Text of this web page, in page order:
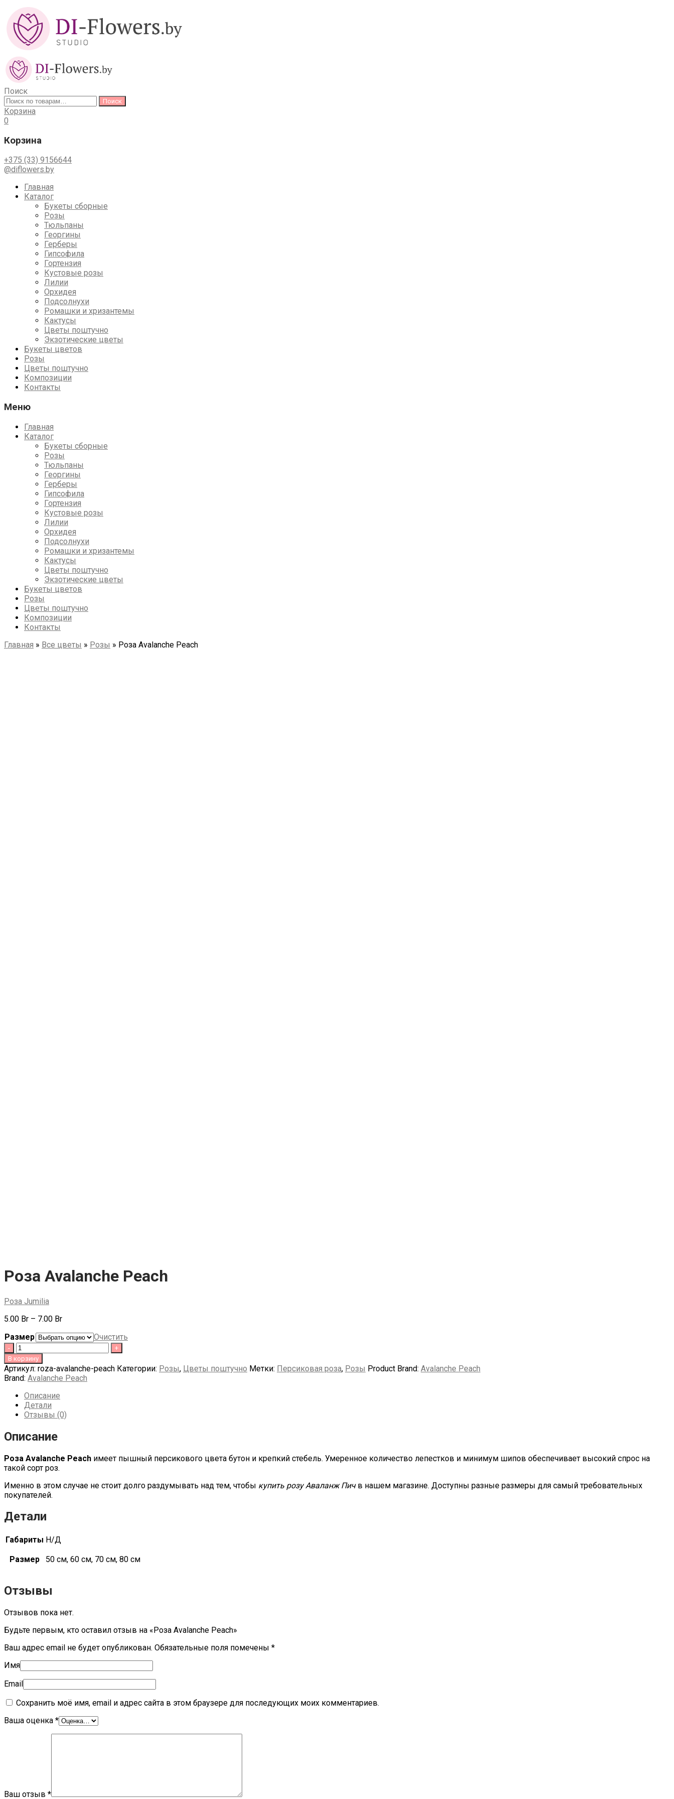
Поиск
Искать:
Поиск
Корзина
0
Корзина
+375 (33) 9156644
@diflowers.by
Skip
Главная
Каталог
Букеты сборные
Розы
Тюльпаны
Георгины
Герберы
Гипсофила
Гортензия
Кустовые розы
Лилии
Орхидея
Подсолнухи
Ромашки и хризантемы
Кактусы
Цветы поштучно
Экзотические цветы
Букеты цветов
Розы
Цветы поштучно
Композиции
Контакты
Меню
Главная
Каталог
Букеты сборные
Розы
Тюльпаны
Георгины
Герберы
Гипсофила
Гортензия
Кустовые розы
Лилии
Орхидея
Подсолнухи
Ромашки и хризантемы
Кактусы
Цветы поштучно
Экзотические цветы
Букеты цветов
Розы
Цветы поштучно
Композиции
Контакты
Главная » Все цветы » Розы » Роза Avalanche Peach
Роза Avalanche Peach
Роза Jumilia
5.00 Br – 7.00 BrДиапазон
5.00 Br
7.00 Br
Размер
Очистить
Quantity
В корзину
Артикул: roza-avalanche-peach Категории: Розы, Цветы поштучно Метки: Персиковая роза, Розы Product Brand: Avalanche Peach
Brand: Avalanche Peach
Описание
Детали
Отзывы (0)
Описание
Роза Avalanche Peach имеет пышный персикового цвета бутон и крепкий стебель. Умеренное количество лепестков и минимум шипов обеспечивает высокий спрос на
такой сорт роз.
Именно в этом случае не стоит долго раздумывать над тем, чтобы купить розу Аваланж Пичв нашем магазине. Доступны разные размеры для самый требовательных
покупателей.
Детали
Габариты Н/Д
Размер 50 см, 60 см, 70 см, 80 см
Отзывы
Отзывов пока нет.
Будьте первым, кто оставил отзыв на «Роза Avalanche Peach»
Ваш адрес email не будет опубликован. Обязательные поля помечены *
Имя
Email
Сохранить моё имя, email и адрес сайта в этом браузере для последующих моих комментариев.
Ваша оценка *
Ваш отзыв *